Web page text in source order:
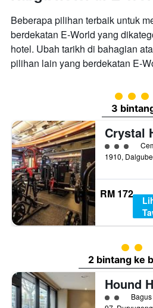
Beberapa pilihan terbaik untuk
berdekatan E-World yang
hotel. Ubah tarikh di bahagian
pilihan lain yang berdekatan E-
3
penarafan
RM 172
2 bintang ke
penarafan